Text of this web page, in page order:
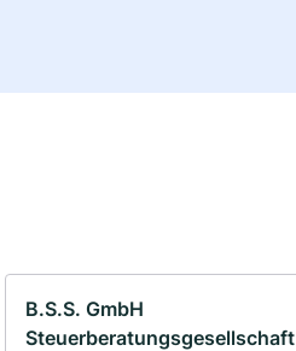
B.S.S. GmbH
Steuerberatungsgesellschaft